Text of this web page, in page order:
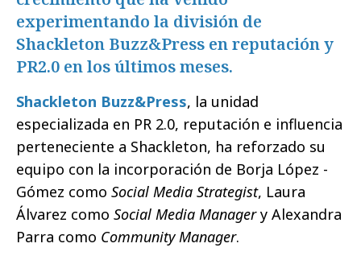
experimentando la división de
Shackleton Buzz&Press en reputación y
PR2.0 en los últimos meses.
Shackleton Buzz&Press, la unidad
especializada en PR 2.0, reputación e influencia
perteneciente a Shackleton, ha reforzado su
equipo con la incorporación de Borja López -
Gómez como Social Media Strategist, Laura
Álvarez como Social Media Managery Alexandra
Parra como Community Manager.